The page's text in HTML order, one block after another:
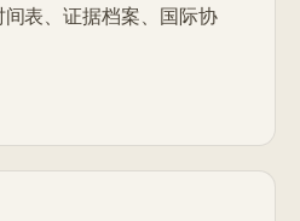
表、证据档案、国际协